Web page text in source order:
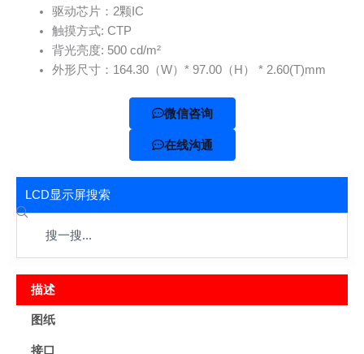
驱动芯片：2颗IC
触摸方式: CTP
背光亮度: 500 cd/m²
外形尺寸：164.30（W）* 97.00（H） * 2.60(T)mm
微信咨询
在线沟通
LCD显示屏搜索
Search
描述
图纸
接口